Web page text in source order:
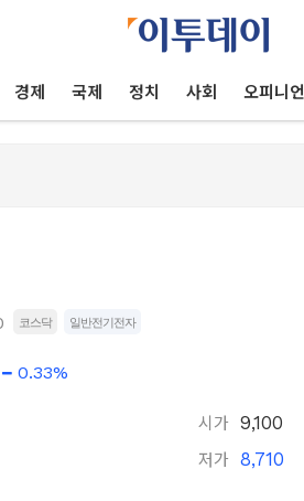
경제 국제 정치 사회 오피니언
코스닥 일반전기전자
0.33%
시가 9,100
저가 8,710